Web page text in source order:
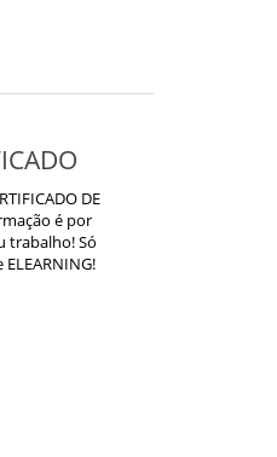
DE
é por
trabalho! Só